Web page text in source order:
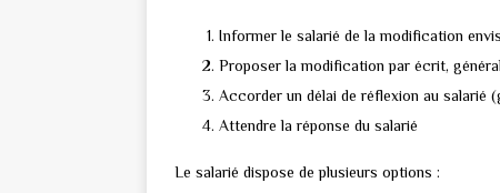
Informer le salarié de la modification
Proposer la modification par écrit,
Accorder un délai de réflexion au salarié
Attendre la réponse du salarié
Le salarié dispose de plusieurs options :